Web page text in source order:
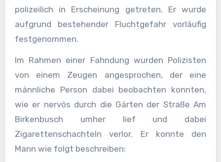
polizeilich in Erscheinung getreten. Er wurde
aufgrund bestehender Fluchtgefahr vorläufig
festgenommen.
Im Rahmen einer Fahndung wurden Polizisten
von einem Zeugen angesprochen, der eine
männliche Person dabei beobachten konnten,
wie er nervös durch die Gärten der Straße Am
Birkenbusch umher lief und dabei
Zigarettenschachteln verlor. Er konnte den
Mann wie folgt beschreiben: